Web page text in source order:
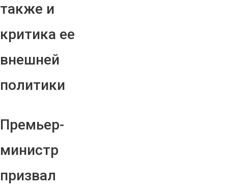
также и
критика ее
внешней
политики
Премьер-
министр
призвал